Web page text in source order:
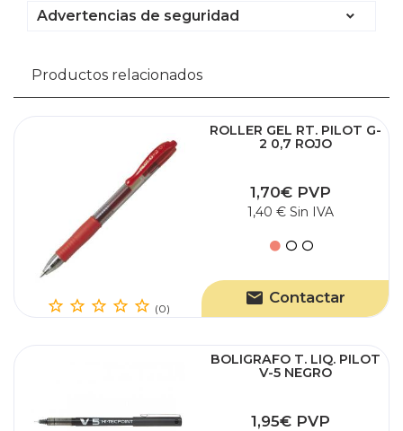
Advertencias de seguridad
Productos relacionados
(0)
ROLLER GEL RT. PILOT G-
2 0,7 ROJO
1,70€ PVP
1,40 € Sin IVA
Contactar
BOLIGRAFO T. LIQ. PILOT
V-5 NEGRO
1,95€ PVP